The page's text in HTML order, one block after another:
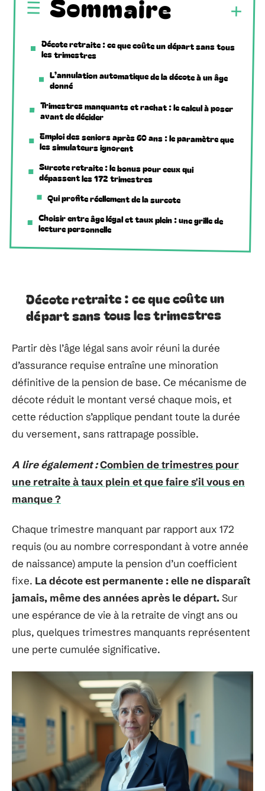
Décote retraite : ce que coûte un départ sans tous
les trimestres
L’annulation automatique de la décote à un âge
donné
Trimestres manquants et rachat : le calcul à poser
avant de décider
Emploi des seniors après 60 ans : le paramètre que
les simulateurs ignorent
Surcote retraite : le bonus pour ceux qui
dépassent les 172 trimestres
Qui profite réellement de la surcote
Choisir entre âge légal et taux plein : une grille de
lecture personnelle
Décote retraite : ce que coûte un
départ sans tous les trimestres
Partir dès l’âge légal sans avoir réuni la durée
d’assurance requise entraîne une minoration
définitive de la pension de base. Ce mécanisme de
décote réduit le montant versé chaque mois, et
cette réduction s’applique pendant toute la durée
du versement, sans rattrapage possible.
A lire également :Combien de trimestres pour
une retraite à taux plein et que faire s'il vous en
manque ?
Chaque trimestre manquant par rapport aux 172
requis (ou au nombre correspondant à votre année
de naissance) ampute la pension d’un coefficient
fixe. La décote est permanente : elle ne disparaît
jamais, même des années après le départ.Sur
une espérance de vie à la retraite de vingt ans ou
plus, quelques trimestres manquants représentent
une perte cumulée significative.